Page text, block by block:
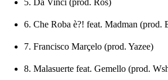
5. Da Vinci (prod. Ros)
6. Che Roba è?! feat. Madman (prod.
7. Francisco Marçelo (prod. Yazee)
8. Malasuerte feat. Gemello (prod.